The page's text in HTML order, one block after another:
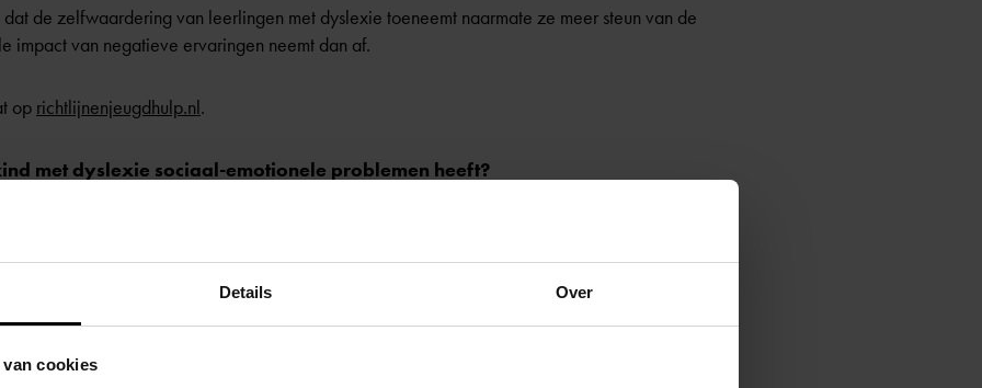
Details Over
cookies
de zelfwaardering van leerlingen met dyslexie toeneemt naarmate ze meer steun van de
impact van negatieve ervaringen neemt dan af.
op richtlijnenjeugdhulp.nl.
met dyslexie sociaal-emotionele problemen heeft?
gesignaleerd en er adequaat hulp wordt ingeschakeld, kunnen negatieve gedachten